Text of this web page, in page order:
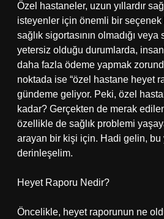
Özel hastaneler, uzun yıllardır
isteyenler için önemli bir
sağlık sigortasının olmadığı veya
yetersiz olduğu durumlarda,
daha fazla ödeme yapmak
noktada ise “özel hastane heyet
gündeme geliyor. Peki, özel
kadar? Gerçekten de merak
özellikle de sağlık problemi
arayan bir kişi için. Hadi gelin, bu
derinleşelim.
Heyet Raporu Nedir?
Öncelikle, heyet raporunun ne